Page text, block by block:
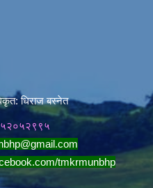
धिराज बस्नेत
tmkrmunbhp